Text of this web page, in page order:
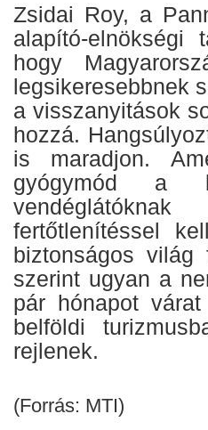
Zsidai Roy, a
alapító-elnökségi
hogy
legsikeresebbnek
a visszanyitások
hozzá.
is maradjon.
gyógymód a
fertőtlenítéssel
biztonságos világ
szerint ugyan a
pár hónapot
belföldi
rejlenek.
(Forrás: MTI)